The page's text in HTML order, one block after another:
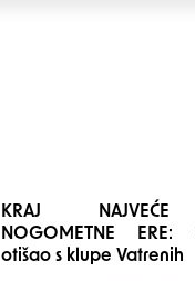
KRAJ NAJVEĆE
NOGOMETNE
otišao s klupe Vatrenih